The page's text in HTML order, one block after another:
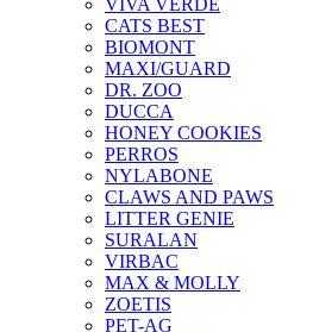
CATS BEST
BIOMONT
MAXI/GUARD
DR. ZOO
DUCCA
HONEY COOKIES
PERROS
NYLABONE
CLAWS AND PAWS
LITTER GENIE
SURALAN
VIRBAC
MAX & MOLLY
ZOETIS
PET-AG